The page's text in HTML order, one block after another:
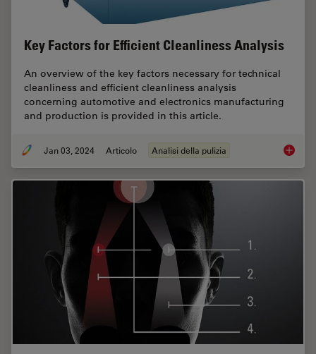
Key Factors for Efficient Cleanliness Analysis
An overview of the key factors necessary for technical
cleanliness and efficient cleanliness analysis
concerning automotive and electronics manufacturing
and production is provided in this article.
Jan 03, 2024 Articolo Analisi della pulizia Key